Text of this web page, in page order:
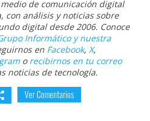
de comunicación digital
con análisis y noticias sobre
digital desde 2006. Conoce
Informático y nuestra
en Facebook, X,
o recibirnos en tu correo
noticias de tecnología.
Ver Comentarios